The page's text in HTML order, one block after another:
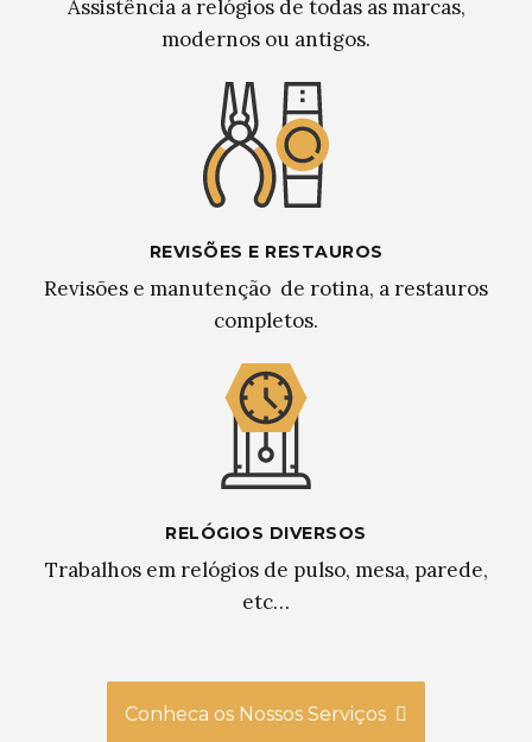
Assistência a relógios de todas as marcas,
modernos ou antigos.
REVISÕES E RESTAUROS
Revisões e manutenção de rotina, a restauros
completos.
RELÓGIOS DIVERSOS
Trabalhos em relógios de pulso, mesa, parede,
etc…
Conheca os Nossos Serviços 